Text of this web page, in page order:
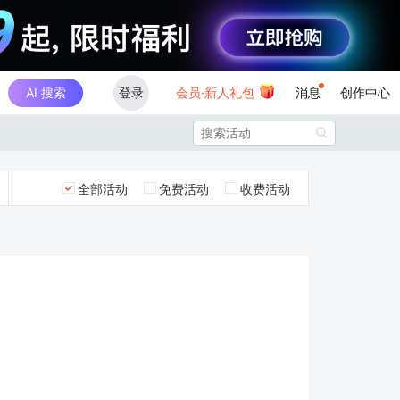
AI 搜索 登录 会员·新人礼包 消息 创作中心

全部活动 免费活动 收费活动